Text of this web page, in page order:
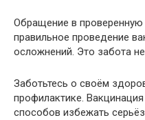
Обращение в проверенную
правильное проведение
осложнений. Это забота
Заботьтесь о своём
профилактике.
способов избежать